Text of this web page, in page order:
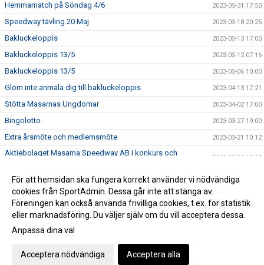
Hemmamatch på Söndag 4/6 2023-05-31 17:50
Speedway tävling 20 Maj 2023-05-18 20:25
Bakluckeloppis 2023-05-13 17:00
Bakluckeloppis 13/5 2023-05-12 07:16
Bakluckeloppis 13/5 2023-05-06 10:00
Glöm inte anmäla dig till bakluckeloppis 2023-04-13 17:21
Stötta Masarnas Ungdomar 2023-04-02 17:00
Bingolotto 2023-03-27 19:00
Extra årsmöte och medlemsmöte 2023-03-21 10:12
Aktiebolaget Masarna Speedway AB i konkurs och
2023-03-06 13:03
Medlemmar kallas till extra årsmöte 2023-03-03 13:00
Ny styrelse i Masarna 2023-03-02 10:50
Gå till Webbversion
För att hemsidan ska fungera korrekt använder vi nödvändiga
cookies från SportAdmin. Dessa går inte att stänga av.
Föreningen kan också använda frivilliga cookies, t.ex. för statistik
eller marknadsföring. Du väljer själv om du vill acceptera dessa.
Anpassa dina val
Acceptera nödvändiga Acceptera alla